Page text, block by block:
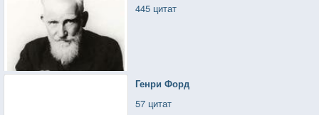
445 цитат
Генри Форд
57 цитат